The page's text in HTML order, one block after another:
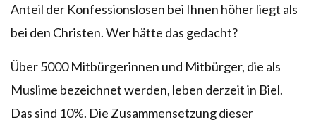
Anteil der Konfessionslosen bei Ihnen höher liegt als
bei den Christen. Wer hätte das gedacht?
Über 5000 Mitbürgerinnen und Mitbürger, die als
Muslime bezeichnet werden, leben derzeit in Biel.
Das sind 10%. Die Zusammensetzung dieser